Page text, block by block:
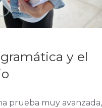
y el
prueba muy